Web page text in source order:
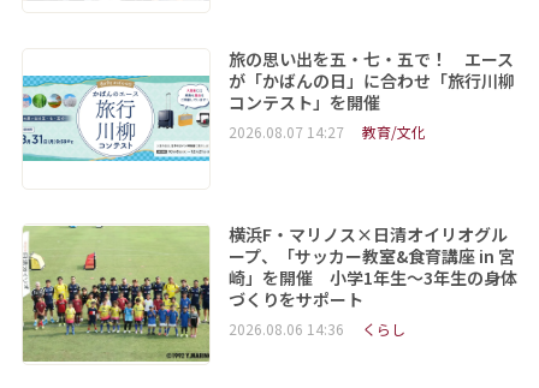
旅の思い出を五・七・五で！ エース
が「かばんの日」に合わせ「旅行川柳
コンテスト」を開催
2026.08.07 14:27 教育/文化
横浜F・マリノス×日清オイリオグル
ープ、「サッカー教室&食育講座 in 宮
崎」を開催 小学1年生～3年生の身体
づくりをサポート
2026.08.06 14:36 くらし